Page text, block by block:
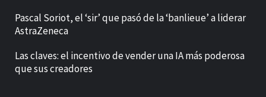
Pascal Soriot, el ‘sir’ que pasó de la ‘banlieue’ a liderar
AstraZeneca
Las claves: el incentivo de vender una IA más poderosa
que sus creadores